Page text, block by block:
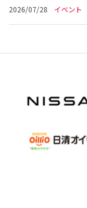
2026/07/28 イベント